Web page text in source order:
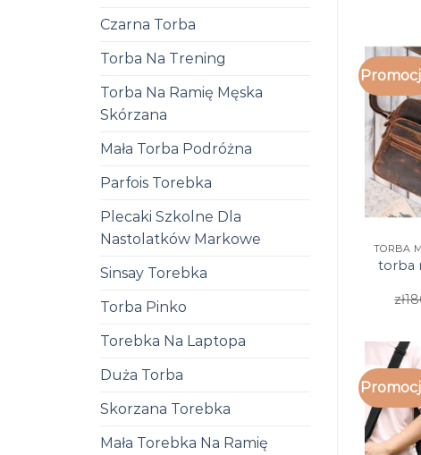
Czarna Torba
Torba Na Trening
Torba Na Ramię Męska
Skórzana
Mała Torba Podróżna
Parfois Torebka
Plecaki Szkolne Dla
Nastolatków Markowe
Sinsay Torebka
Torba Pinko
Torebka Na Laptopa
Duża Torba
Skorzana Torebka
Mała Torebka Na Ramię
torba
zł